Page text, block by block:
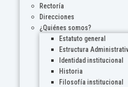
Rectoría
Direcciones
¿Quiénes somos?
Estatuto general
Estructura
Identidad institucional
Historia
Filosofía institucional